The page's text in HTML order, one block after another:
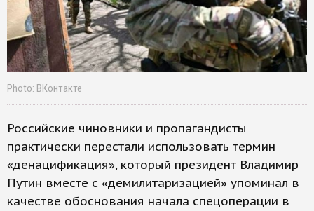
Photo: ВКонтакте
Российские чиновники и пропагандисты
практически перестали использовать термин
«денацификация», который президент Владимир
Путин вместе с «демилитаризацией» упоминал в
качестве обоснования начала спецоперации в